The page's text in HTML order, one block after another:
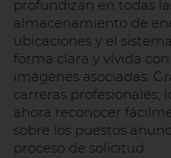
profundizan en todas
almacenamiento de
ubicaciones y el
forma clara y vívida
imágenes asociadas.
carreras profesionales,
ahora reconocer
sobre los puestos
proceso de solicitud.